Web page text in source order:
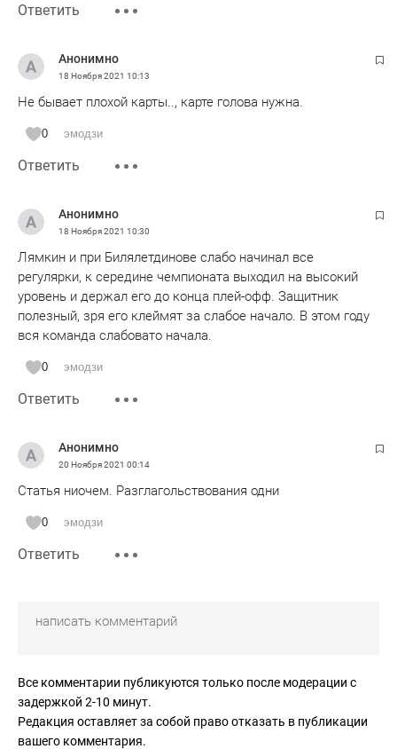
Ответить
Анонимно
18 Ноября 2021 10:13
Не бывает плохой карты.., карте голова нужна.
0 эмодзи
Ответить
Анонимно
18 Ноября 2021 10:30
Лямкин и при Билялетдинове слабо начинал все
регулярки, к середине чемпионата выходил на высокий
уровень и держал его до конца плей-офф. Защитник
полезный, зря его клеймят за слабое начало. В этом году
вся команда слабовато начала.
0 эмодзи
Ответить
Анонимно
20 Ноября 2021 00:14
Статья ниочем. Разглагольствования одни
0 эмодзи
Ответить
Все комментарии публикуются только после модерации с
задержкой 2-10 минут.
Редакция оставляет за собой право отказать в публикации
вашего комментария.